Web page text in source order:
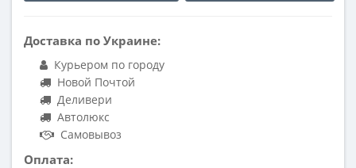
Доставка по Украине:
Курьером по городу
Новой Почтой
Деливери
Автолюкс
Самовывоз
Оплата: